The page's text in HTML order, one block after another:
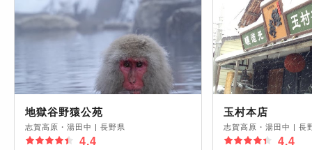
地獄谷野猿公苑
志賀高原・湯田中 | 長野県
4.4
玉村本店
志賀高原・湯田中 | 長
4.4